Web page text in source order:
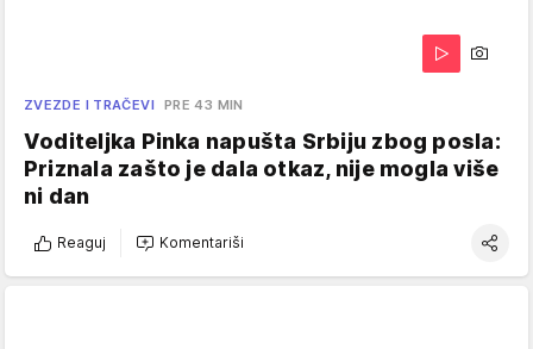
ZVEZDE I TRAČEVI PRE 43 MIN
Voditeljka Pinka napušta Srbiju zbog posla:
Priznala zašto je dala otkaz, nije mogla više
ni dan
Reaguj Komentariši